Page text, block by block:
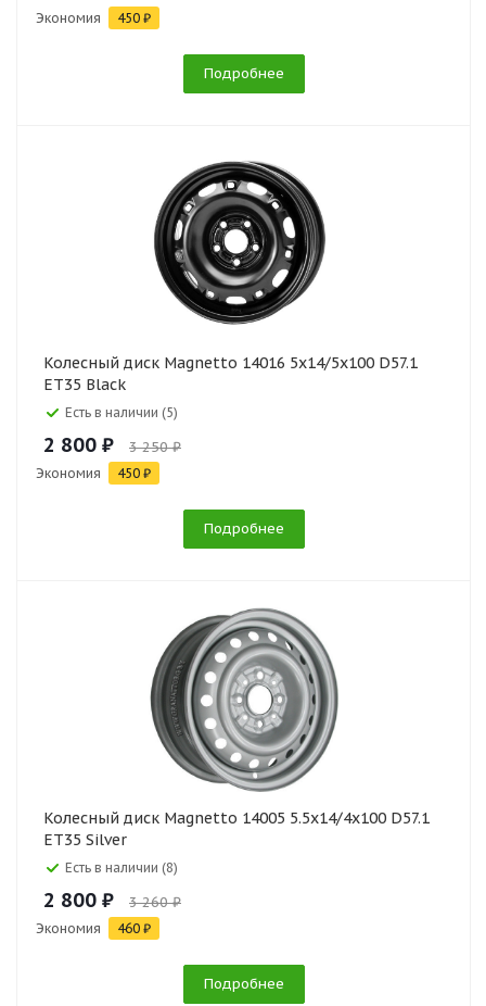
Экономия 450 ₽
Подробнее
Колесный диск Magnetto 14016 5x14/5x100 D57.1
ET35 Black
Есть в наличии (5)
2 800 ₽ 3 250 ₽
Экономия 450 ₽
Подробнее
Колесный диск Magnetto 14005 5.5x14/4x100 D57.1
ET35 Silver
Есть в наличии (8)
2 800 ₽ 3 260 ₽
Экономия 460 ₽
Подробнее